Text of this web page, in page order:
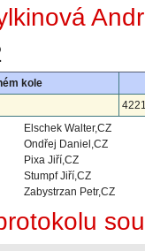
kole
Elschek Walter,CZ
Ondřej Daniel,CZ
Pixa Jiří,CZ
Stumpf Jiří,CZ
Zabystrzan Petr,CZ